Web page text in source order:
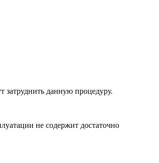
затруднить данную процедуру.
не содержит достаточно